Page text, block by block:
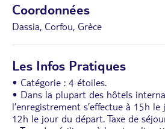
Coordonnées
Dassia, Corfou, Grèce
Les Infos Pratiques
• Catégorie : 4 étoiles.
• Dans la plupart des hôtels
l’enregistrement s’effectue à 15h
12h le jour du départ. Taxe de